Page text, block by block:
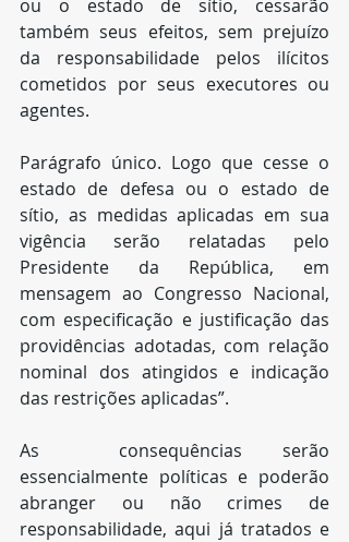
ou o estado de sítio, cessarão
também seus efeitos, sem prejuízo
da responsabilidade pelos ilícitos
cometidos por seus executores ou
agentes.
Parágrafo único. Logo que cesse o
estado de defesa ou o estado de
sítio, as medidas aplicadas em sua
vigência serão relatadas pelo
Presidente da República, em
mensagem ao Congresso Nacional,
com especificação e justificação das
providências adotadas, com relação
nominal dos atingidos e indicação
das restrições aplicadas”.
As  consequências serão
essencialmente políticas e poderão
abranger ou não crimes de
responsabilidade, aqui já tratados e